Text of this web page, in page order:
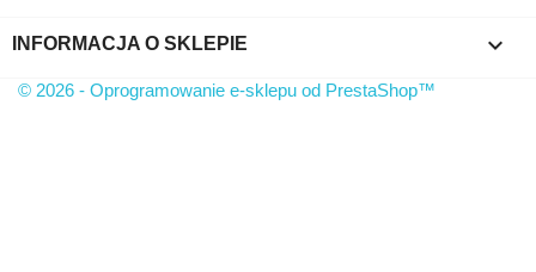
INFORMACJA O SKLEPIE keyboard_arrow_down
© 2026 - Oprogramowanie e-sklepu od PrestaShop™